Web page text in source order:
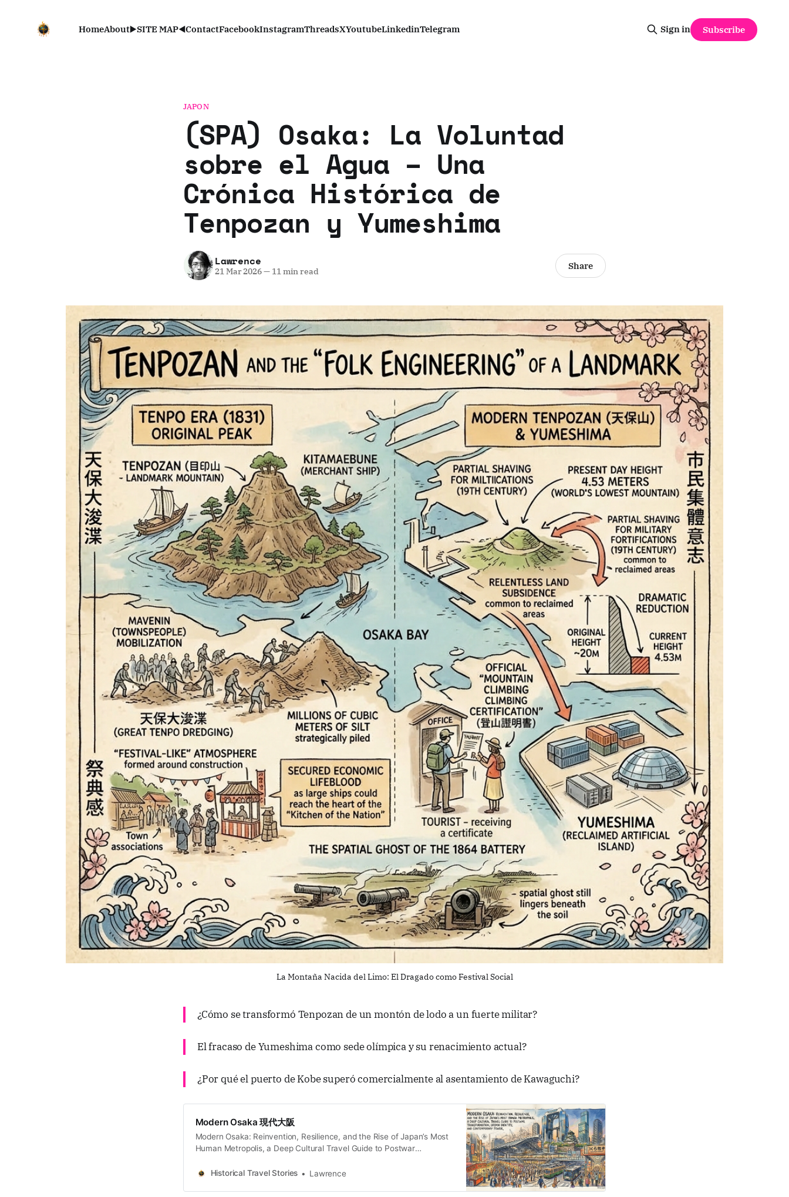
HomeAbout▶️SITE MAP◀️ContactFacebookInstagramThreadsXYoutubeLinkedinTelegram Sign in Subscribe
JAPON
(SPA) Osaka: La Voluntad
sobre el Agua – Una
Crónica Histórica de
Tenpozan y Yumeshima
Lawrence
21 Mar 2026—11 min read Share
La Montaña Nacida del Limo: El Dragado como Festival Social
¿Cómo se transformó Tenpozan de un montón de lodo a un fuerte militar?
El fracaso de Yumeshima como sede olímpica y su renacimiento actual?
¿Por qué el puerto de Kobe superó comercialmente al asentamiento de Kawaguchi?
Modern Osaka 現代大阪
Modern Osaka: Reinvention, Resilience, and the Rise of Japan’s Most
Human Metropolis, a Deep Cultural Travel Guide to Postwar
Introduction: The City That Refused to Fade Osaka has lived many
Historical Travel Stories Lawrence